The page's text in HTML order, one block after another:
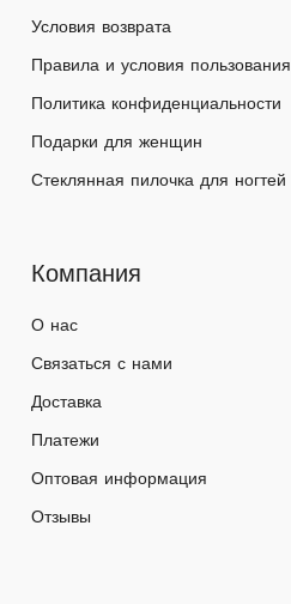
Условия возврата
Правила и условия пользования
Политика конфиденциальности
Подарки для женщин
Стеклянная пилочка для ногтей
Компания
О нас
Связаться с нами
Доставка
Платежи
Оптовая информация
Отзывы